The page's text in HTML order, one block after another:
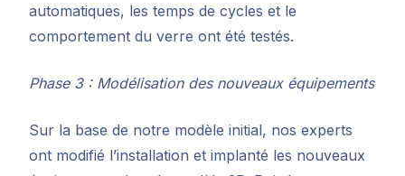
automatiques, les temps de cycles et le
comportement du verre ont été testés.
Phase 3 : Modélisation des nouveaux équipements
Sur la base de notre modèle initial, nos experts
ont modifié l’installation et implanté les nouveaux